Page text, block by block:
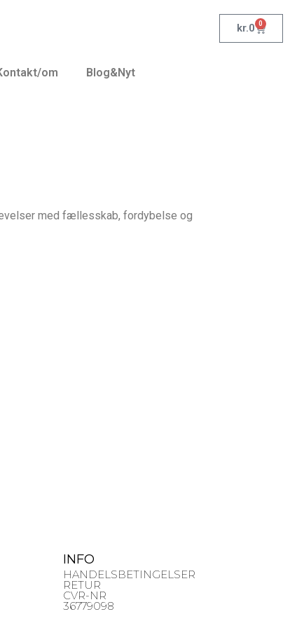
kr.0 0
om Blog&Nyt
med fællesskab, fordybelse og
INFO
HANDELSBETINGELSER
RETUR
CVR-NR
36779098